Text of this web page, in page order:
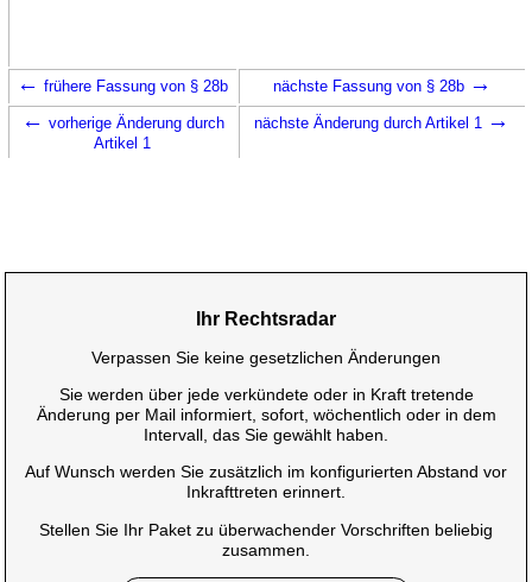
← frühere Fassung von § 28b nächste Fassung von § 28b →
← vorherige Änderung durch
Artikel 1
nächste Änderung durch Artikel 1 →
Ihr Rechtsradar
Verpassen Sie keine gesetzlichen Änderungen
Sie werden über jede verkündete oder in Kraft tretende
Änderung per Mail informiert, sofort, wöchentlich oder in dem
Intervall, das Sie gewählt haben.
Auf Wunsch werden Sie zusätzlich im konfigurierten Abstand vor
Inkrafttreten erinnert.
Stellen Sie Ihr Paket zu überwachender Vorschriften beliebig
zusammen.